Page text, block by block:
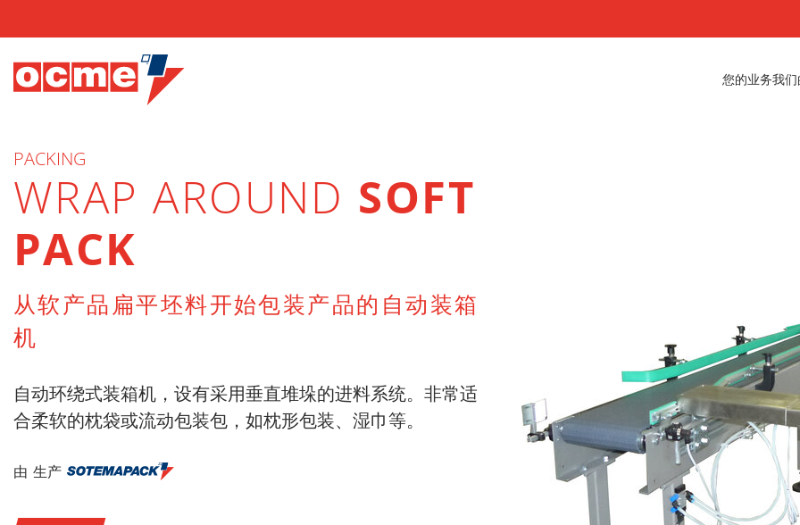
您的业务我
PACKING
WRAP AROUND SOFT
PACK
从软产品扁平坯料开始包装产品的自动装箱
机
自动环绕式装箱机，设有采用垂直堆垛的进料系统。非常适
合柔软的枕袋或流动包装包，如枕形包装、湿巾等。
由 生产